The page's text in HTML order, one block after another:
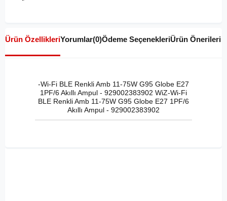
Ürün ÖzellikleriYorumlar(0)Ödeme SeçenekleriÜrün Önerileri
-Wi-Fi BLE Renkli Amb 11-75W G95 Globe E27
1PF/6 Akıllı Ampul - 929002383902 WiZ-Wi-Fi
BLE Renkli Amb 11-75W G95 Globe E27 1PF/6
Akıllı Ampul - 929002383902